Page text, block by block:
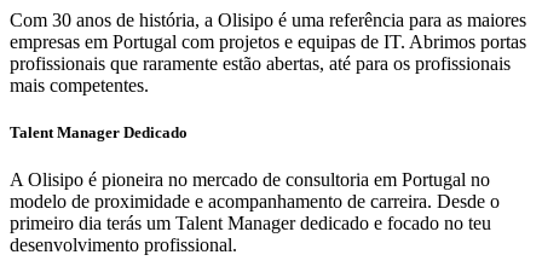
Com 30 anos de história, a Olisipo é uma referência para as maiores
empresas em Portugal com projetos e equipas de IT. Abrimos portas
profissionais que raramente estão abertas, até para os profissionais
mais competentes.
Talent Manager Dedicado
A Olisipo é pioneira no mercado de consultoria em Portugal no
modelo de proximidade e acompanhamento de carreira. Desde o
primeiro dia terás um Talent Manager dedicado e focado no teu
desenvolvimento profissional.